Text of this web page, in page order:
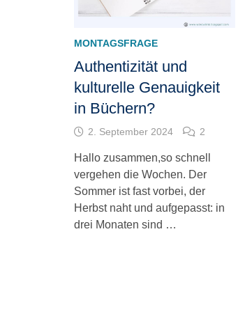
MONTAGSFRAGE
Authentizität und
kulturelle Genauigkeit
in Büchern?
2. September 2024 2
Hallo zusammen,so schnell
vergehen die Wochen. Der
Sommer ist fast vorbei, der
Herbst naht und aufgepasst: in
drei Monaten sind …